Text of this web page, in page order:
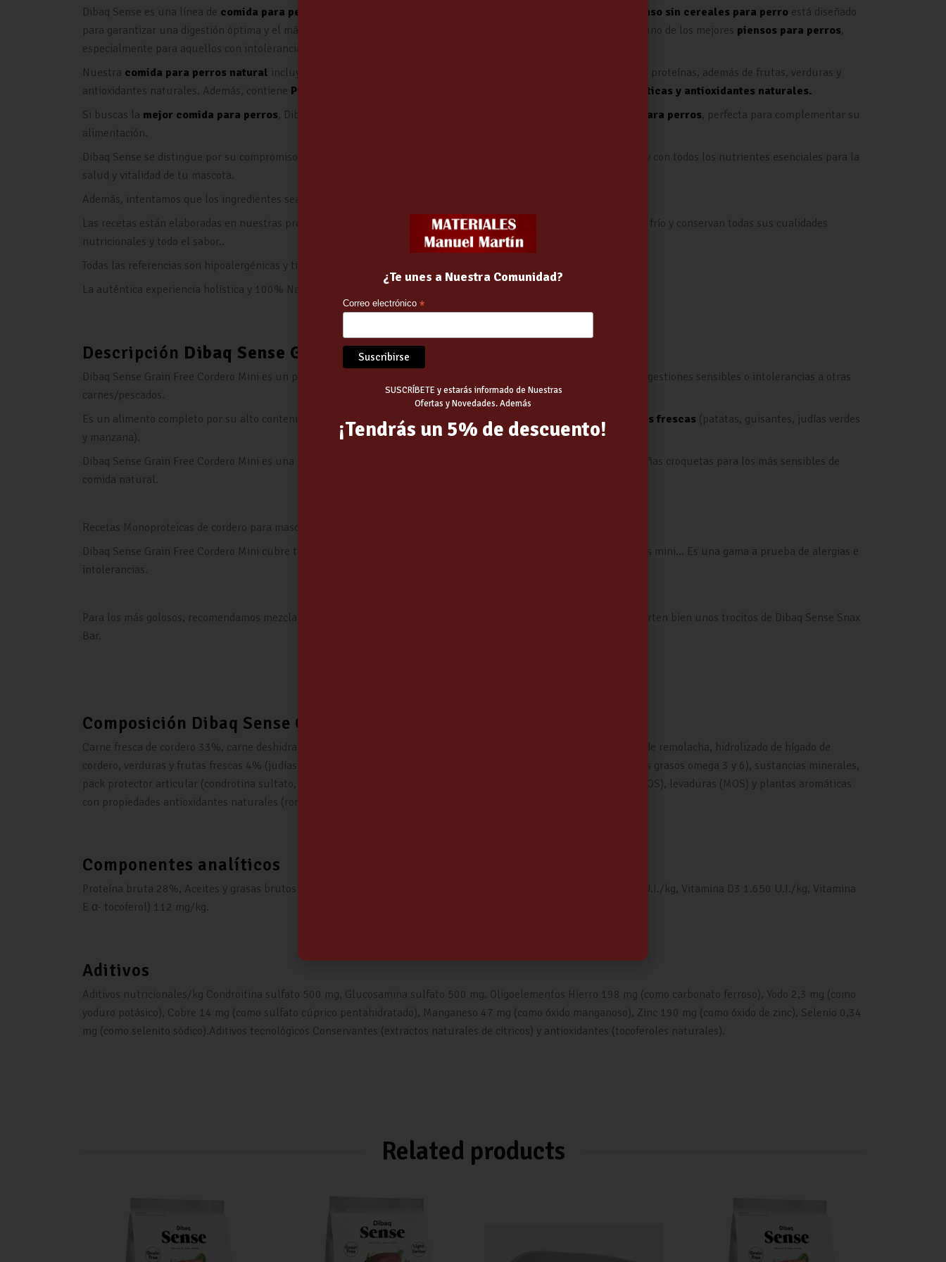
Dibaq Sense es una línea de comida para perros pienso sin cereales para perro está diseñado
para garantizar una digestión óptima y el máximo bienestar de tu mascota. Su receta hipoalergénica lo convierte en uno de los mejores piensos para perros,
especialmente para aquellos con intolerancias alimentarias.
Nuestra comida para perros natural incluye ingredientes de alta calidad, con carne fresca como fuente principal de proteínas, además de frutas, verduras y
antioxidantes naturales. Además, contiene Protectores articulares (condroitina y glucosamina), plantas prebióticas y antioxidantes naturales.
Si buscas la mejor comida para perros, Dibaq Sense es una opción ideal. También contamos con comida húmeda para perros, perfecta para complementar su
alimentación.
Dibaq Sense se distingue por su compromiso con ingredientes de primera calidad y recetas equilibradas, sin cereales y con todos los nutrientes esenciales para la
salud y vitalidad de tu mascota.
Además, intentamos que los ingredientes sean de proximidad para reducir la huella de carbono.
Las recetas están elaboradas en nuestras propias cocinas, por lo que los ingredientes frescos no pierden la cadena de frío y conservan todas sus cualidades
nutricionales y todo el sabor..
Todas las referencias son hipoalergénicas y tienen protectores articulares.
La auténtica experiencia holística y 100% Natural que disfrutarán con los 5 sentidos.
Descripción Dibaq Sense Grain Free Cordero Mini
Dibaq Sense Grain Free Cordero Mini es un pienso
con alergias, digestiones sensibles o intolerancias a otras
carnes/pescados.
Es un alimento completo por su alto contenido nutricional cocinado con
carne fresca de cordero, frutas y verduras frescas (patatas, guisantes, judías verdes
y manzana).
Dibaq Sense Grain Free Cordero Mini es una exclusiva gama hipoalergénica con ingredientes 100% Natural de pequeñas croquetas para los más sensibles de
comida natural.
Recetas Monoproteicas de cordero para mascotas intolerantes a otras carnes o pescados.
Dibaq Sense Grain Free Cordero Mini cubre todas las necesidades de nuestras mascotas, desde cachorros, senior, razas mini… Es una gama a prueba de alergias e
intolerancias.
Para los más golosos, recomendamos mezclar las croquetas con una cucharada de latita, y como premio cuando se porten bien unos trocitos de Dibaq Sense Snax
Bar.
Composición Dibaq Sense Grain Free Cordero Mini
Carne fresca de cordero 33%, carne deshidratada de cordero 25%, guisantes pelados, patatas, aceite de pollo, pulpa de remolacha, hidrolizado de hígado de
cordero, verduras y frutas frescas 4% (judías verdes y manzana), Ceratonia siliqua , aceite de salmón (fuente de ácidos grasos omega 3 y 6), sustancias minerales,
pack protector articular (condrotina sultato, glucosamina sulfato y MSM), yuca, raíz de achicoria (fuente de inulina-FOS), levaduras (MOS) y plantas aromáticas
con propiedades antioxidantes naturales (romero, tomillo y orégano).
Componentes analíticos
Proteína bruta 28%, Aceites y grasas brutos 17%, Fibras brutas 2,2%, Materia inorgánica 5,9%, Vitamina A 17.000 U.I./kg, Vitamina D3 1.650 U.I./kg, Vitamina
E α- tocoferol) 112 mg/kg.
Aditivos
Aditivos nutricionales/kg Condroitina sulfato 500 mg, Glucosamina sulfato 500 mg. Oligoelementos Hierro 198 mg (como carbonato ferroso), Yodo 2,3 mg (como
yoduro potásico), Cobre 14 mg (como sulfato cúprico pentahidratado), Manganeso 47 mg (como óxido manganoso), Zinc 190 mg (como óxido de zinc), Selenio 0,34
mg (como selenito sódico).Aditivos tecnológicos Conservantes (extractos naturales de cítricos) y antioxidantes (tocoferoles naturales).
Related products
¿Te unes a Nuestra Comunidad?
Correo electrónico *
SUSCRÍBETE y estarás informado de Nuestras
Ofertas y Novedades. Además
¡Tendrás un 5% de descuento!